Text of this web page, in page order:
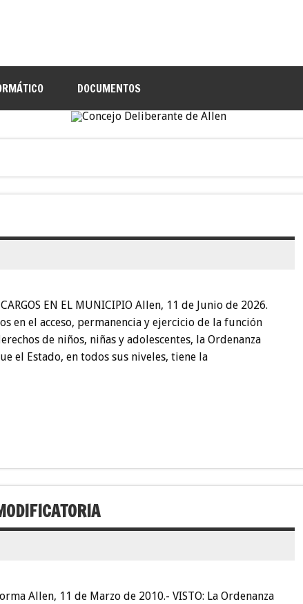
DOCUMENTOS
EN EL MUNICIPIO Allen, 11 de Junio de 2026.
en el acceso, permanencia y ejercicio de la función
de niños, niñas y adolescentes, la Ordenanza
el Estado, en todos sus niveles, tiene la
Allen, 11 de Marzo de 2010.- VISTO: La Ordenanza